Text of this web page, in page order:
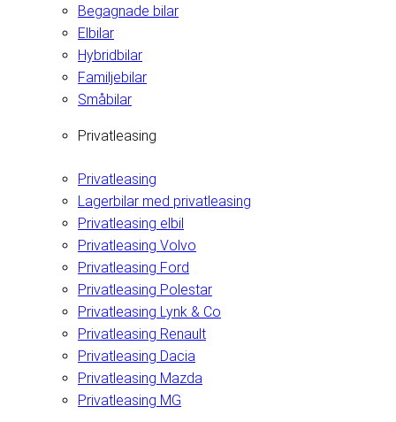
Begagnade bilar
Elbilar
Hybridbilar
Familjebilar
Småbilar
Privatleasing
Privatleasing
Lagerbilar med privatleasing
Privatleasing elbil
Privatleasing Volvo
Privatleasing Ford
Privatleasing Polestar
Privatleasing Lynk & Co
Privatleasing Renault
Privatleasing Dacia
Privatleasing Mazda
Privatleasing MG